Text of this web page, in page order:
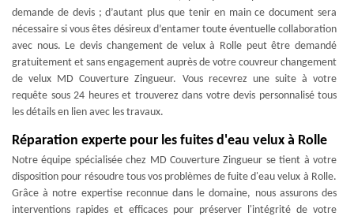
demande de devis ; d’autant plus que tenir en main ce document sera
nécessaire si vous êtes désireux d’entamer toute éventuelle collaboration
avec nous. Le devis changement de velux à Rolle peut être demandé
gratuitement et sans engagement auprès de votre couvreur changement
de velux MD Couverture Zingueur. Vous recevrez une suite à votre
requête sous 24 heures et trouverez dans votre devis personnalisé tous
les détails en lien avec les travaux.
Réparation experte pour les fuites d'eau velux à Rolle
Notre équipe spécialisée chez MD Couverture Zingueur se tient à votre
disposition pour résoudre tous vos problèmes de fuite d'eau velux à Rolle.
Grâce à notre expertise reconnue dans le domaine, nous assurons des
interventions rapides et efficaces pour préserver l'intégrité de votre